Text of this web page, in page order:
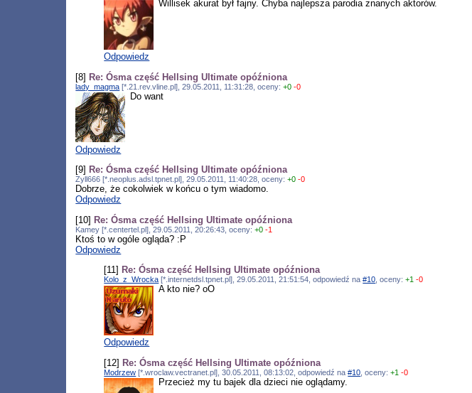
Willisek akurat był fajny. Chyba najlepsza parodia znanych aktorów.
Odpowiedz
[8] Re: Ósma część Hellsing Ultimate opóźniona
lady_magma [*.21.rev.vline.pl], 29.05.2011, 11:31:28, oceny:+0 -0
Do want
Odpowiedz
[9] Re: Ósma część Hellsing Ultimate opóźniona
Zyll666 [*.neoplus.adsl.tpnet.pl], 29.05.2011, 11:40:28, oceny:+0 -0
Dobrze, że cokolwiek w końcu o tym wiadomo.
Odpowiedz
[10] Re: Ósma część Hellsing Ultimate opóźniona
Kamey [*.centertel.pl], 29.05.2011, 20:26:43, oceny:+0 -1
Ktoś to w ogóle ogląda? :P
Odpowiedz
[11] Re: Ósma część Hellsing Ultimate opóźniona
Kolo_z_Wrocka [*.internetdsl.tpnet.pl], 29.05.2011, 21:51:54, odpowiedź na#10 , oceny:+1 -0
A kto nie? oO
Odpowiedz
[12] Re: Ósma część Hellsing Ultimate opóźniona
Modrzew [*.wroclaw.vectranet.pl], 30.05.2011, 08:13:02, odpowiedź na#10 , oceny:+1 -0
Przecież my tu bajek dla dzieci nie oglądamy.